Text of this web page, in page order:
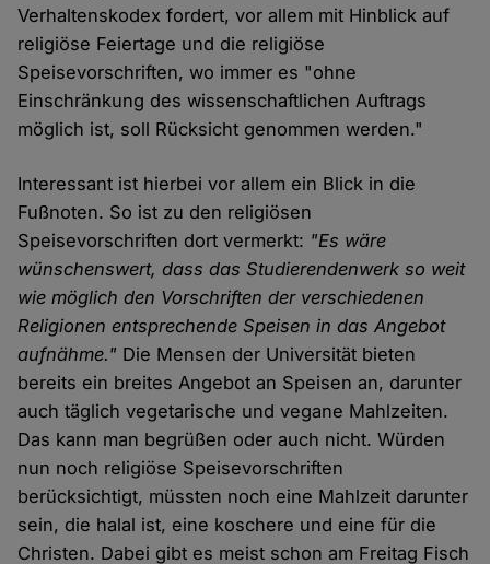
Verhaltenskodex fordert, vor allem mit Hinblick auf
religiöse Feiertage und die religiöse
Speisevorschriften, wo immer es "ohne
Einschränkung des wissenschaftlichen Auftrags
möglich ist, soll Rücksicht genommen werden."
Interessant ist hierbei vor allem ein Blick in die
Fußnoten. So ist zu den religiösen
Speisevorschriften dort vermerkt: "Es wäre
wünschenswert, dass das Studierendenwerk so weit
wie möglich den Vorschriften der verschiedenen
Religionen entsprechende Speisen in das Angebot
aufnähme." Die Mensen der Universität bieten
bereits ein breites Angebot an Speisen an, darunter
auch täglich vegetarische und vegane Mahlzeiten.
Das kann man begrüßen oder auch nicht. Würden
nun noch religiöse Speisevorschriften
berücksichtigt, müssten noch eine Mahlzeit darunter
sein, die halal ist, eine koschere und eine für die
Christen. Dabei gibt es meist schon am Freitag Fisch